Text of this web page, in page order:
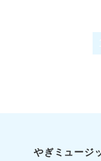
やぎミュージ